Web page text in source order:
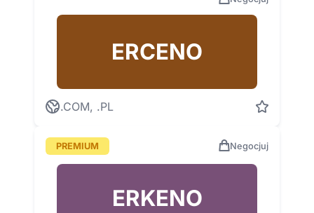
ERCENO
.COM, .PL
PREMIUM Negocjuj
ERKENO